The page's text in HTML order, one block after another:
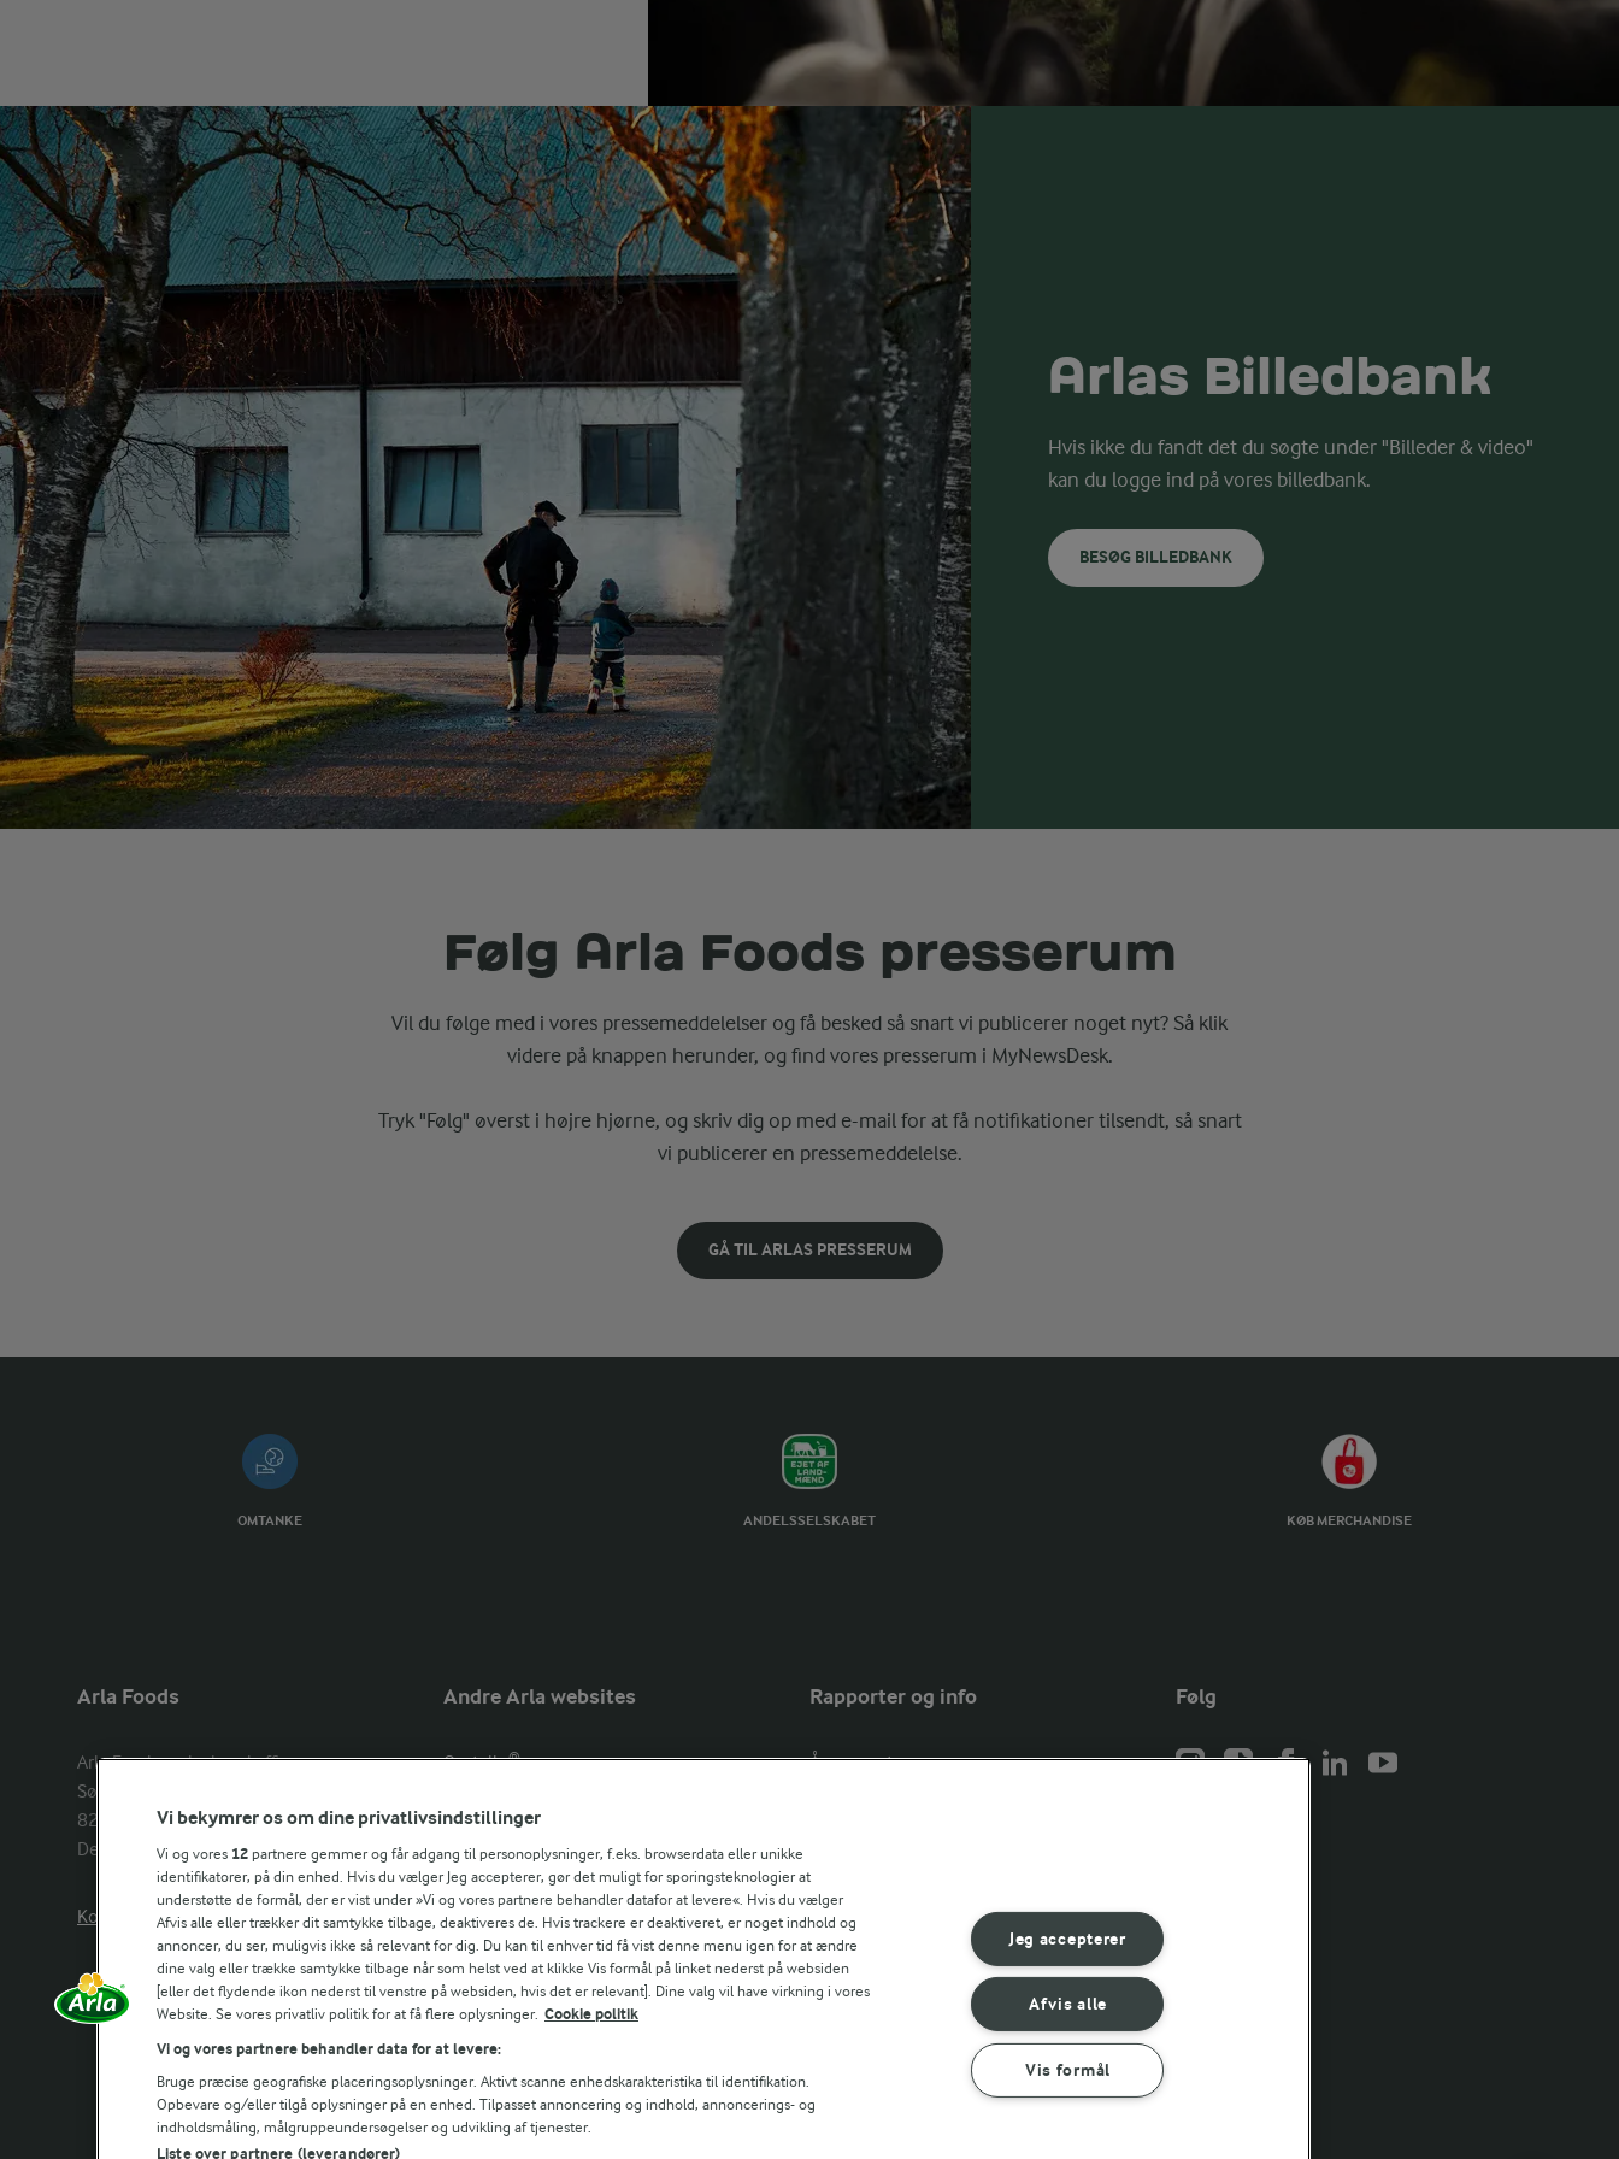
Arlas Billedbank
Hvis ikke du fandt det du søgte under "Billeder & video"
kan du logge ind på vores billedbank.
BESØG BILLEDBANK
Følg Arla Foods presserum
Vil du følge med i vores pressemeddelelser og få besked så snart vi publicerer noget nyt? Så klik
videre på knappen herunder, og find vores presserum i MyNewsDesk.
Tryk "Følg" øverst i højre hjørne, og skriv dig op med e-mail for at få notifikationer tilsendt, så snart
vi publicerer en pressemeddelelse.
GÅ TIL ARLAS PRESSERUM
OMTANKE ANDELSSELSKABET KØB MERCHANDISE
Arla Foods
Arla Foods amba head office
Sønderhøj 14,
8260 Viby J
Denmark
Kontakt os her
Andre Arla websites
Castello®
Arla Unika
Arla shop
Arla in other countries
Rapporter og info
Årsrapport
Arla Foods
Fødevarestyrelsens smiley-rapporter for
Jörd
Fødevarestyrelsens smiley-rapporter for
Lurpak PB
Følg
Vi bekymrer os om dine privatlivsindstillinger
Vi og vores 12 partnere gemmer og får adgang til personoplysninger, f.eks. browserdata eller unikke
identifikatorer, på din enhed. Hvis du vælger Jeg accepterer, gør det muligt for sporingsteknologier at
understøtte de formål, der er vist under »Vi og vores partnere behandler datafor at levere«. Hvis du vælger
Afvis alle eller trækker dit samtykke tilbage, deaktiveres de. Hvis trackere er deaktiveret, er noget indhold og
annoncer, du ser, muligvis ikke så relevant for dig. Du kan til enhver tid få vist denne menu igen for at ændre
dine valg eller trække samtykke tilbage når som helst ved at klikke Vis formål på linket nederst på websiden
[eller det flydende ikon nederst til venstre på websiden, hvis det er relevant]. Dine valg vil have virkning i vores
Website. Se vores privatliv politik for at få flere oplysninger. Cookie politik
Vi og vores partnere behandler data for at levere:
Bruge præcise geografiske placeringsoplysninger. Aktivt scanne enhedskarakteristika til identifikation.
Opbevare og/eller tilgå oplysninger på en enhed. Tilpasset annoncering og indhold, annoncerings- og
indholdsmåling, målgruppeundersøgelser og udvikling af tjenester.
Liste over partnere (leverandører)
Jeg accepterer
Afvis alle
Vis formål